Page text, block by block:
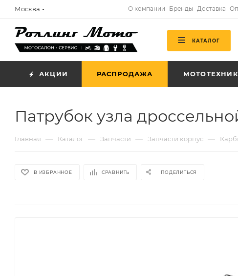
Москва О компании Бренды Доставка
КАТАЛОГ
АКЦИИ РАСПРОДАЖА
Патрубок узла
Главная — Каталог — Запчасти — Запчасти корпус —
В ИЗБРАННОЕ СРАВНИТЬ ПОДЕЛИТЬСЯ